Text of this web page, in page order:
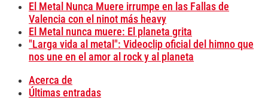
El Metal Nunca Muere irrumpe en las Fallas de
Valencia con el ninot más heavy
El Metal nunca muere: El planeta grita
"Larga vida al metal": Videoclip oficial del himno que
nos une en el amor al rock y al planeta
Acerca de
Últimas entradas